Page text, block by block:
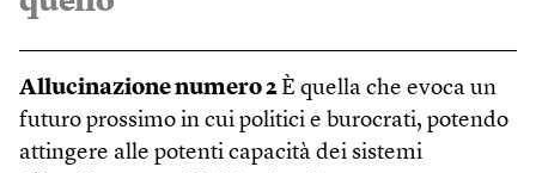
Allucinazione numero 2 È quella che evoca un
futuro prossimo in cui politici e burocrati, potendo
attingere alle potenti capacità dei sistemi